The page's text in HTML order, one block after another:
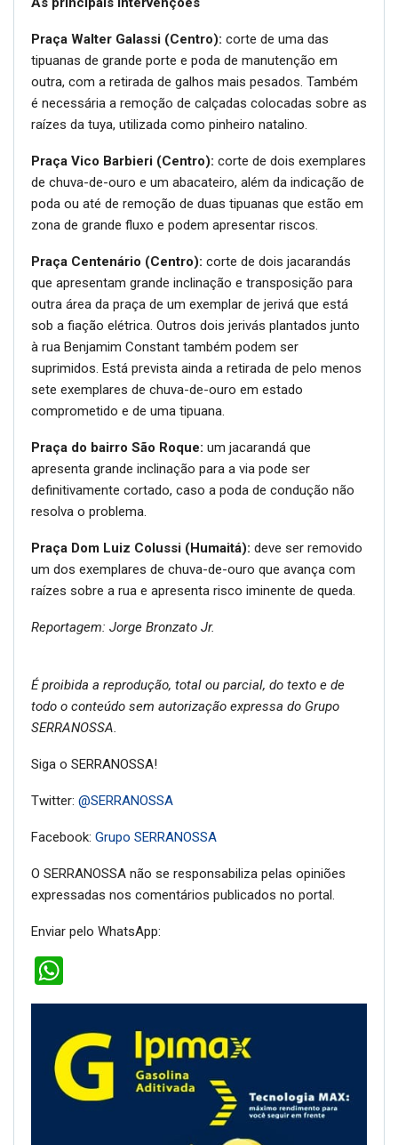
Praça Walter Galassi (Centro): corte de uma das
tipuanas de grande porte e poda de manutenção em
outra, com a retirada de galhos mais pesados. Também
é necessária a remoção de calçadas colocadas sobre as
raízes da tuya, utilizada como pinheiro natalino.
Praça Vico Barbieri (Centro): corte de dois exemplares
de chuva-de-ouro e um abacateiro, além da indicação de
poda ou até de remoção de duas tipuanas que estão em
zona de grande fluxo e podem apresentar riscos.
Praça Centenário (Centro): corte de dois jacarandás
que apresentam grande inclinação e transposição para
outra área da praça de um exemplar de jerivá que está
sob a fiação elétrica. Outros dois jerivás plantados junto
à rua Benjamim Constant também podem ser
suprimidos. Está prevista ainda a retirada de pelo menos
sete exemplares de chuva-de-ouro em estado
comprometido e de uma tipuana.
Praça do bairro São Roque: um jacarandá que
apresenta grande inclinação para a via pode ser
definitivamente cortado, caso a poda de condução não
resolva o problema.
Praça Dom Luiz Colussi (Humaitá): deve ser removido
um dos exemplares de chuva-de-ouro que avança com
raízes sobre a rua e apresenta risco iminente de queda.
Reportagem: Jorge Bronzato Jr.
É proibida a reprodução, total ou parcial, do texto e de
todo o conteúdo sem autorização expressa do Grupo
SERRANOSSA.
Siga o SERRANOSSA!
Twitter: @SERRANOSSA
Facebook: Grupo SERRANOSSA
O SERRANOSSA não se responsabiliza pelas opiniões
expressadas nos comentários publicados no portal.
Enviar pelo WhatsApp: